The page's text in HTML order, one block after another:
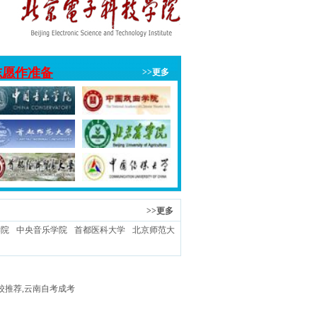
作准备 >>更多
>>更多
中央音乐学院 首都医科大学 北京师范大
推荐,云南自考成考